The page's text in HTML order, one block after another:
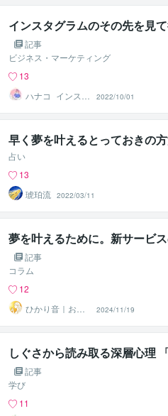
インスタグラムのその先を見
記事
ビジネス・マーケティング
13
ハナコ_インスタ
ブランディング
の先生
2022/10/01
早く夢を叶えるとっておきの
占い
13
琥珀流 2022/03/11
夢を叶えるために。新サービ
記事
コラム
12
ひかり音｜お守
りことばリーデ
ィング
2024/11/19
しぐさから読み取る深層心理
記事
学び
11